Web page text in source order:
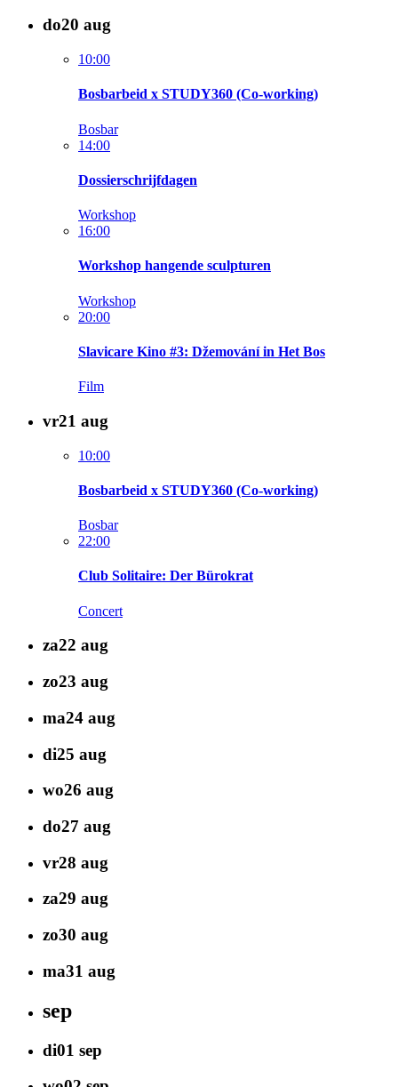
do20 aug
10:00
Bosbarbeid x STUDY360 (Co-working)
Bosbar
14:00
Dossierschrijfdagen
Workshop
16:00
Workshop hangende sculpturen
Workshop
20:00
Slavicare Kino #3: Džemování in Het Bos
Film
vr21 aug
10:00
Bosbarbeid x STUDY360 (Co-working)
Bosbar
22:00
Club Solitaire: Der Bürokrat
Concert
za22 aug
zo23 aug
ma24 aug
di25 aug
wo26 aug
do27 aug
vr28 aug
za29 aug
zo30 aug
ma31 aug
sep
di01 sep